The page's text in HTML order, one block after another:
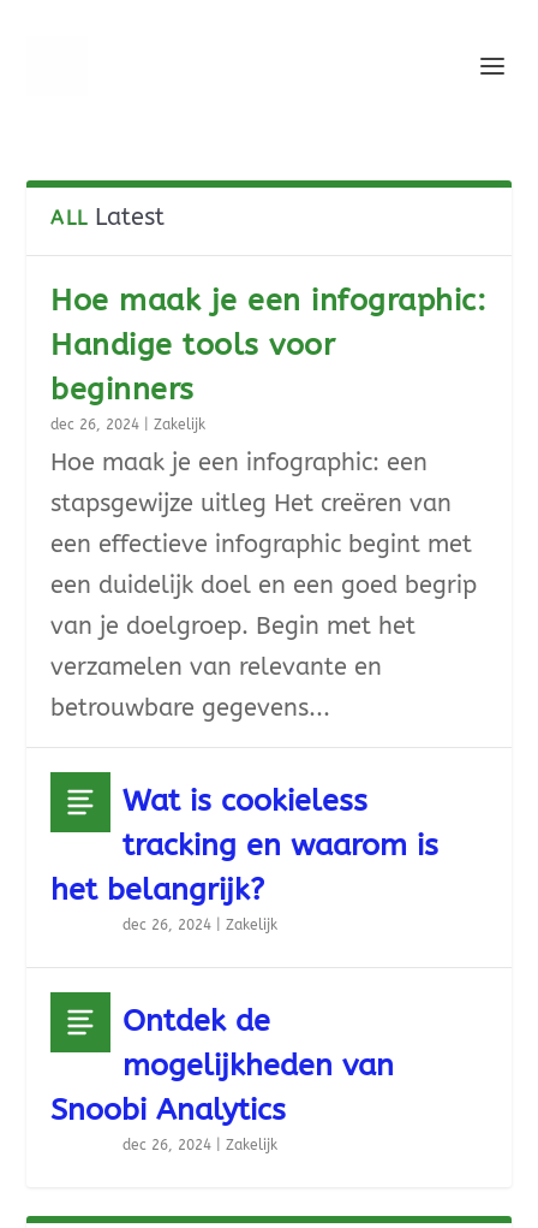
ALL Latest
Hoe maak je een infographic:
Handige tools voor
beginners
dec 26, 2024 |Zakelijk
Hoe maak je een infographic: een
stapsgewijze uitleg Het creëren van
een effectieve infographic begint met
een duidelijk doel en een goed begrip
van je doelgroep. Begin met het
verzamelen van relevante en
betrouwbare gegevens...
Wat is cookieless
tracking en waarom is
het belangrijk?
dec 26, 2024 |Zakelijk
Ontdek de
mogelijkheden van
Snoobi Analytics
dec 26, 2024 |Zakelijk